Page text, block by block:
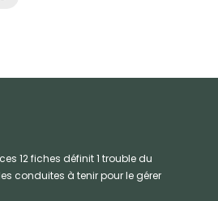
12 fiches définit 1 trouble du
conduites à tenir pour le gérer